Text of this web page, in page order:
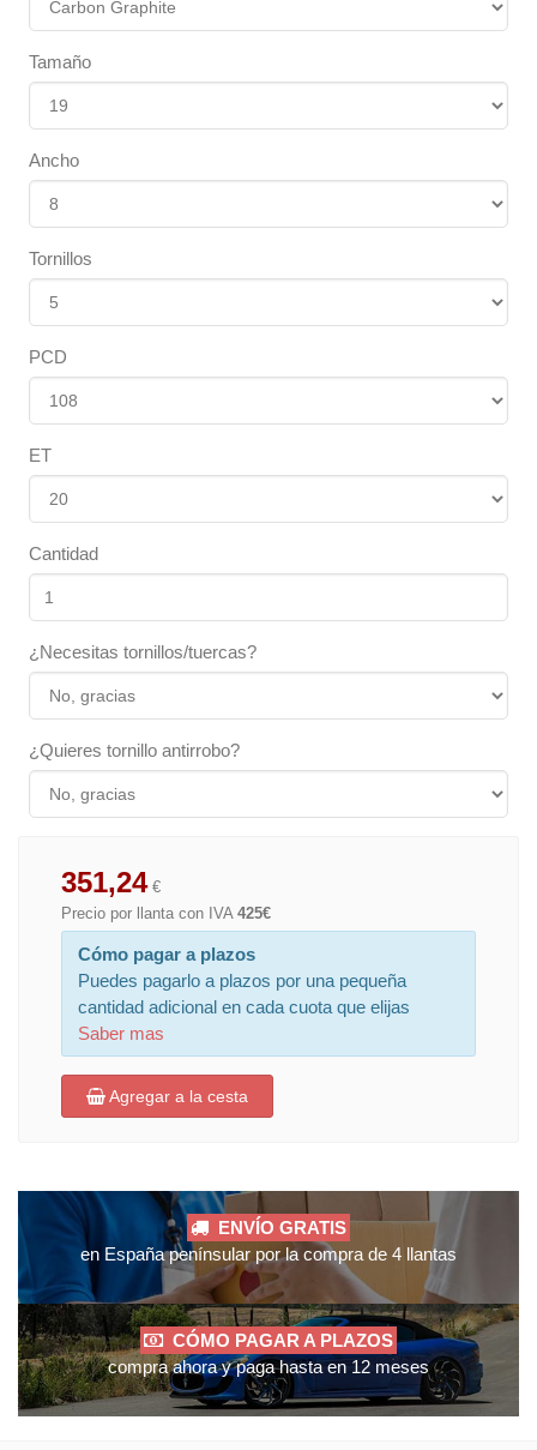
Tamaño
Ancho
Tornillos
PCD
ET
Cantidad
¿Necesitas tornillos/tuercas?
¿Quieres tornillo antirrobo?
351,24 €
Precio por llanta con IVA 425€
Cómo pagar a plazos
Puedes pagarlo a plazos por una pequeña
cantidad adicional en cada cuota que elijas
Saber mas
Agregar a la cesta
ENVÍO GRATIS
en España penínsular por la compra de 4 llantas
CÓMO PAGAR A PLAZOS
compra ahora y paga hasta en 12 meses